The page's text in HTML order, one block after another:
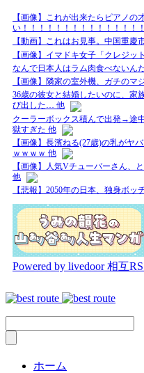
【画像】これが出来たらピアノの
い！！！！！！！！！！！！！！
【動画】これはお見事。中国重慶
【画像】イマドキ女子「クレジッ
なんで日本人はラム肉食べないん
【画像】隣家の室外機、ガチのマ
36歳の彼女と結婚したいのに、家
び出した… 他
クーラーボックス積んで出発→途
獄すぎた 他
【画像】長濱ねる(27歳)の乳がヤ
ｗｗｗｗ 他
【画像】人気Vチューバーさん、
他
【悲報】2050年の日本、独身ボ
Powered by livedoor 相互
ホーム